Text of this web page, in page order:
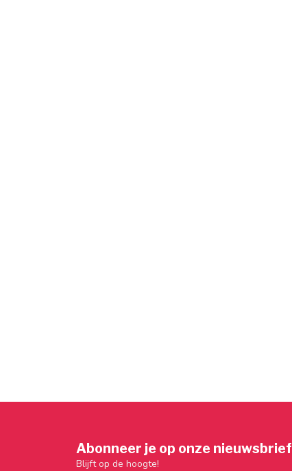
Abonneer je op onze nieuwsbrief
Blijft op de hoogte!